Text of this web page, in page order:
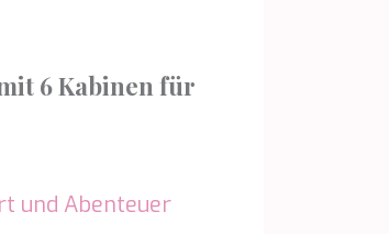
6 Kabinen für
und Abenteuer
um basierend auf der Analyse der Nutzungsdaten
einzuführen. Sie ermöglichen es uns, die